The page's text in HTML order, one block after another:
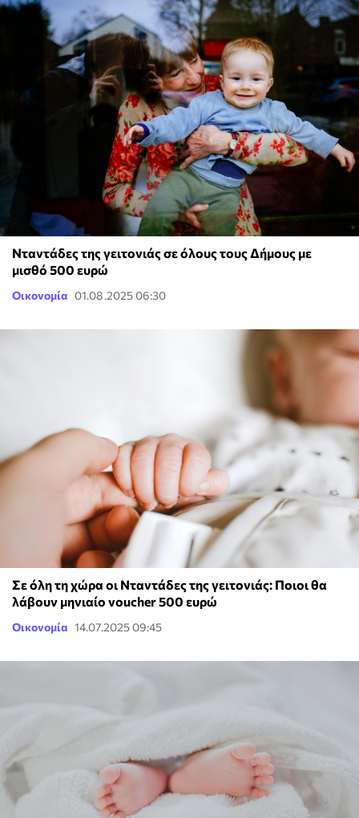
Νταντάδες της γειτονιάς σε όλους τους Δήμους με
μισθό 500 ευρώ
Οικονομία 01.08.2025 06:30
Σε όλη τη χώρα οι Νταντάδες της γειτονιάς: Ποιοι θα
λάβουν μηνιαίο voucher 500 ευρώ
Οικονομία 14.07.2025 09:45